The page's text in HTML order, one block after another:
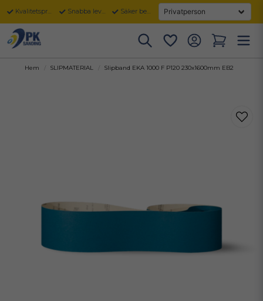
Kvalitetsprodukter Snabba leveranser Säker betalning
Hem SLIPMATERIAL Slipband EKA 1000 F P120 230x1600mm EB2